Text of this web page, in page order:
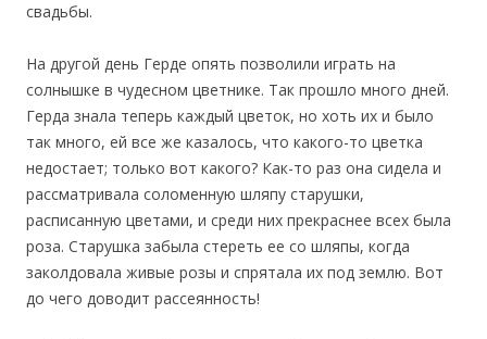
свадьбы.
На другой день Герде опять позволили играть на
солнышке в чудесном цветнике. Так прошло много дней.
Герда знала теперь каждый цветок, но хоть их и было
так много, ей все же казалось, что какого-то цветка
недостает; только вот какого? Как-то раз она сидела и
рассматривала соломенную шляпу старушки,
расписанную цветами, и среди них прекраснее всех была
роза. Старушка забыла стереть ее со шляпы, когда
заколдовала живые розы и спрятала их под землю. Вот
до чего доводит рассеянность!